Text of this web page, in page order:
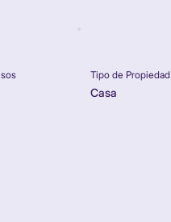
Tipo de Propiedad
Casa